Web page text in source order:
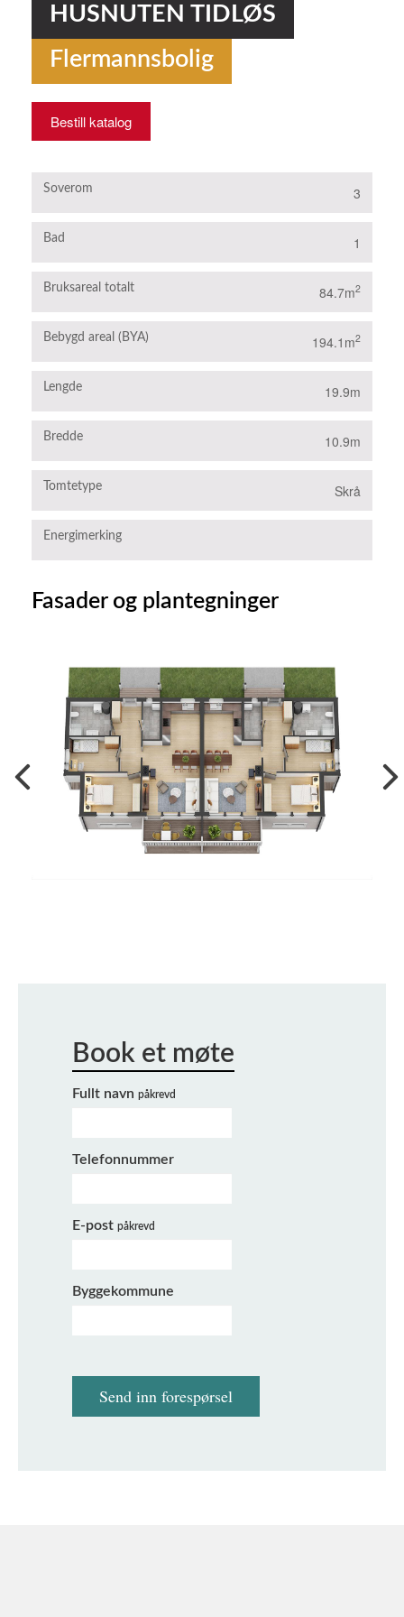
HUSNUTEN TIDLØS
Flermannsbolig
Bestill katalog
Soverom 3
Bad 1
Bruksareal totalt 84.7m2
Bebygd areal (BYA) 194.1m2
Lengde 19.9m
Bredde 10.9m
Tomtetype Skrå
Energimerking
Fasader og plantegninger
Fullt navn påkrevd
Telefonnummer
E-post påkrevd
Byggekommune
Send inn forespørsel